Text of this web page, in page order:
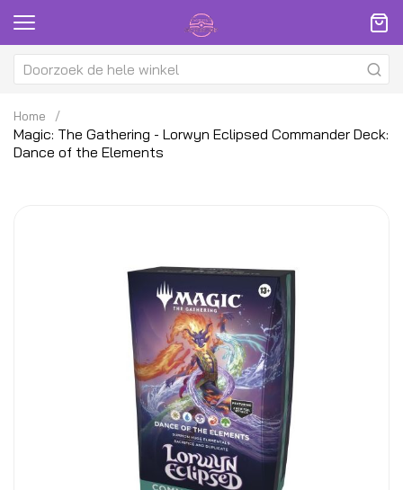
Home
Magic: The Gathering - Lorwyn Eclipsed Commander Deck:
Dance of the Elements